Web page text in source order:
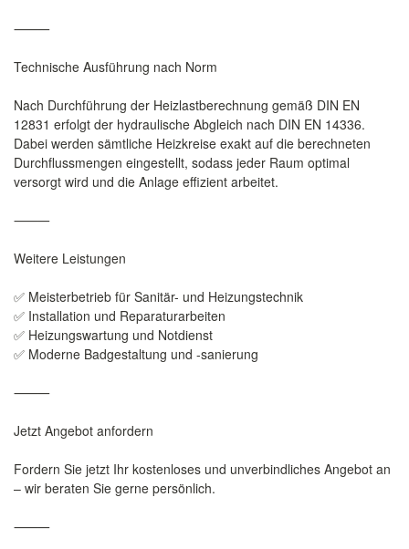
⸻
Technische Ausführung nach Norm
Nach Durchführung der Heizlastberechnung gemäß DIN EN
12831 erfolgt der hydraulische Abgleich nach DIN EN 14336.
Dabei werden sämtliche Heizkreise exakt auf die berechneten
Durchflussmengen eingestellt, sodass jeder Raum optimal
versorgt wird und die Anlage effizient arbeitet.
⸻
Weitere Leistungen
✅ Meisterbetrieb für Sanitär- und Heizungstechnik
✅ Installation und Reparaturarbeiten
✅ Heizungswartung und Notdienst
✅ Moderne Badgestaltung und -sanierung
⸻
Jetzt Angebot anfordern
Fordern Sie jetzt Ihr kostenloses und unverbindliches Angebot an
– wir beraten Sie gerne persönlich.
⸻